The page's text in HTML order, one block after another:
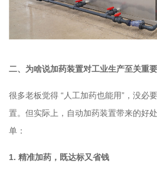
二、为啥说加药装置对工业生产至关重
很多老板觉得 “人工加药也能用”，没必
置。但实际上，自动加药装置带来的好
单：
1. 精准加药，既达标又省钱